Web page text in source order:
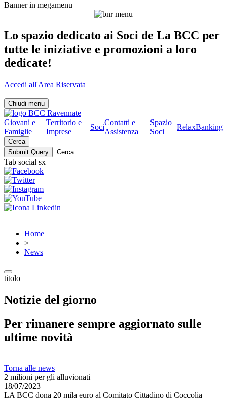
Banner in megamenu
Lo spazio dedicato ai Soci de La BCC per
tutte le iniziative e promozioni a loro
dedicate!
Accedi all'Area Riservata
Chiudi menu
Giovani e
Famiglie
Territorio e
Imprese
Soci
Contatti e
Assistenza
Spazio
Soci
RelaxBanking
Cerca
Tab social sx
Home
>
News
titolo
Notizie del giorno
Per rimanere sempre aggiornato sulle
ultime novità
Torna alle news
2 milioni per gli alluvionati
18/07/2023
LA BCC dona 20 mila euro al Comitato Cittadino di Coccolia